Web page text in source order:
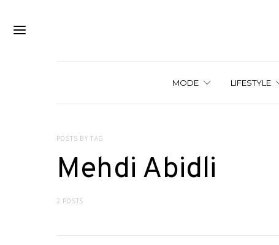
MODE LIFESTYLE
POSTS BY TAG
Mehdi Abidli
2 POSTS